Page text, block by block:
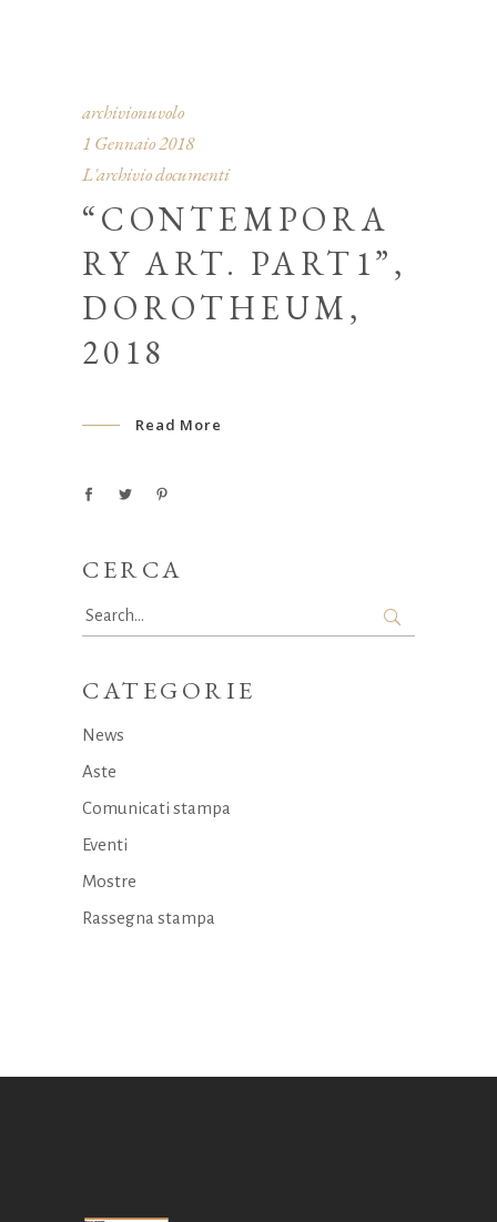
archivionuvolo
1 Gennaio 2018
L'archivio documenti
“CONTEMPORA
RY ART. PART1”,
DOROTHEUM,
2018
Read More
CERCA
Search
for:
CATEGORIE
News
Aste
Comunicati stampa
Eventi
Mostre
Rassegna stampa